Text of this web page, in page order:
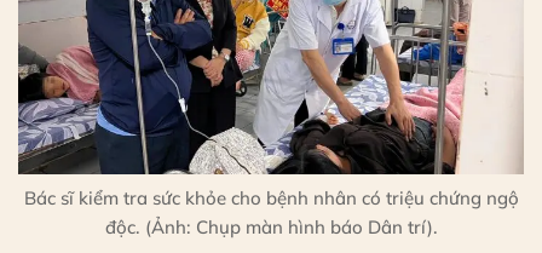
Bác sĩ kiểm tra sức khỏe cho bệnh nhân có triệu chứng ngộ
độc. (Ảnh: Chụp màn hình báo Dân trí).